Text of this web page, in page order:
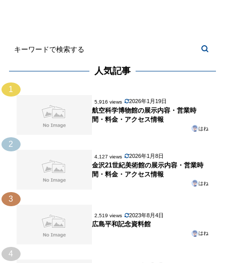
人気記事
1
5,916 views 2026年1月19日
航空科学博物館の展示内容・営業時
間・料金・アクセス情報
はね
2
4,127 views 2026年1月8日
金沢21世紀美術館の展示内容・営業時
間・料金・アクセス情報
はね
3
2,519 views 2023年8月4日
広島平和記念資料館
はね
4